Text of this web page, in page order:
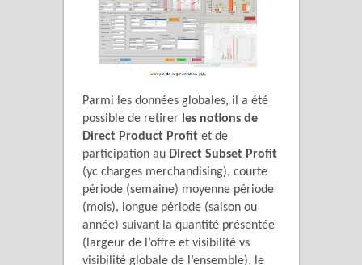
Parmi les données globales, il a été
possible de retirer les notions de
Direct Product Profit et de
participation au Direct Subset Profit
(yc charges merchandising), courte
période (semaine) moyenne période
(mois), longue période (saison ou
année) suivant la quantité présentée
(largeur de l’offre et visibilité vs
visibilité globale de l’ensemble), le